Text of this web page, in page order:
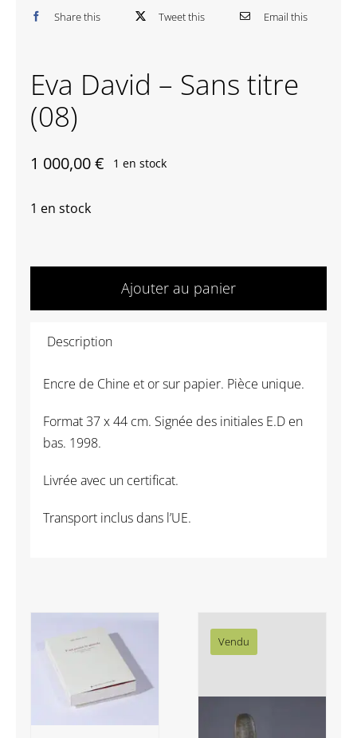
Contactez-nous
Share this Tweet this Email this
Eva David – Sans titre
(08)
1 000,00€ 1 en stock
1 en stock
de
titre
Ajouter au panier
Description
Encre de Chine et or sur papier. Pièce unique.
Format 37 x 44 cm. Signée des initiales E.D en
bas. 1998.
Livrée avec un certificat.
Transport inclus dans l’UE.
Vendu